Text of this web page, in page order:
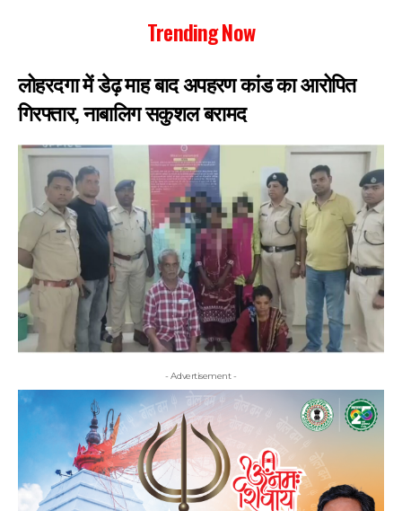
Trending Now
लोहरदगा में डेढ़ माह बाद अपहरण कांड का आरोपित
गिरफ्तार, नाबालिग सकुशल बरामद
- Advertisement -